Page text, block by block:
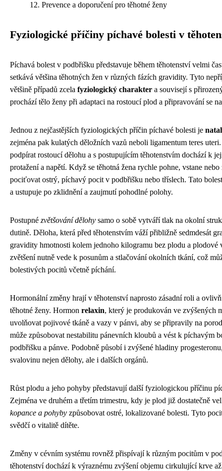
Prevence a doporučení pro těhotné ženy
Fyziologické příčiny píchavé bolesti v
Píchavá bolest v podbřišku představuje během těhotenství velmi
setkává většina těhotných žen v různých fázích gravidity. Tyto
většině případů zcela fyziologický charakter a souvisejí s
prochází tělo ženy při adaptaci na rostoucí plod a připravování se
Jednou z nejčastějších fyziologických příčin píchavé bolesti je
zejména pak kulatých děložních vazů neboli ligamentum teres
podpírat rostoucí dělohu a s postupujícím těhotenstvím dochází k
protažení a napětí. Když se těhotná žena rychle pohne, vstane
pociťovat ostrý, píchavý pocit v podbřišku nebo tříslech. Tato
a ustupuje po zklidnění a zaujmutí pohodlné polohy.
Postupné zvětšování dělohy samo o sobě vytváří tlak na okolní
dutině. Děloha, která před těhotenstvím váží přibližně sedmdesát
gravidity hmotnosti kolem jednoho kilogramu bez plodu a plodové
zvětšení nutně vede k posunům a stlačování okolních tkání, což
bolestivých pocitů včetně píchání.
Hormonální změny hrají v těhotenství naprosto zásadní roli a
těhotné ženy. Hormon relaxin, který je produkován ve zvýšených
uvolňovat pojivové tkáně a vazy v pánvi, aby se připravily na
může způsobovat nestabilitu pánevních kloubů a vést k píchavým
podbřišku a pánve. Podobně působí i zvýšené hladiny
svalovinu nejen dělohy, ale i dalších orgánů.
Růst plodu a jeho pohyby představují další fyziologickou příčinu
Zejména ve druhém a třetím trimestru, kdy je plod již dostatečně
kopance a pohyby způsobovat ostré, lokalizované bolesti. Tyto
svědčí o vitalitě dítěte.
Změny v cévním systému rovněž přispívají k různým pocitům v
těhotenství dochází k výraznému zvýšení objemu cirkulující krve